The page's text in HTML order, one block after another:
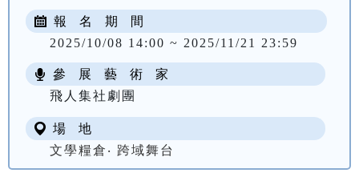
報 名 期 間
2025/10/08 14:00 ~ 2025/11/21 23:59
參 展 藝 術 家
飛人集社劇團
場 地
文學糧倉‧ 跨域舞台